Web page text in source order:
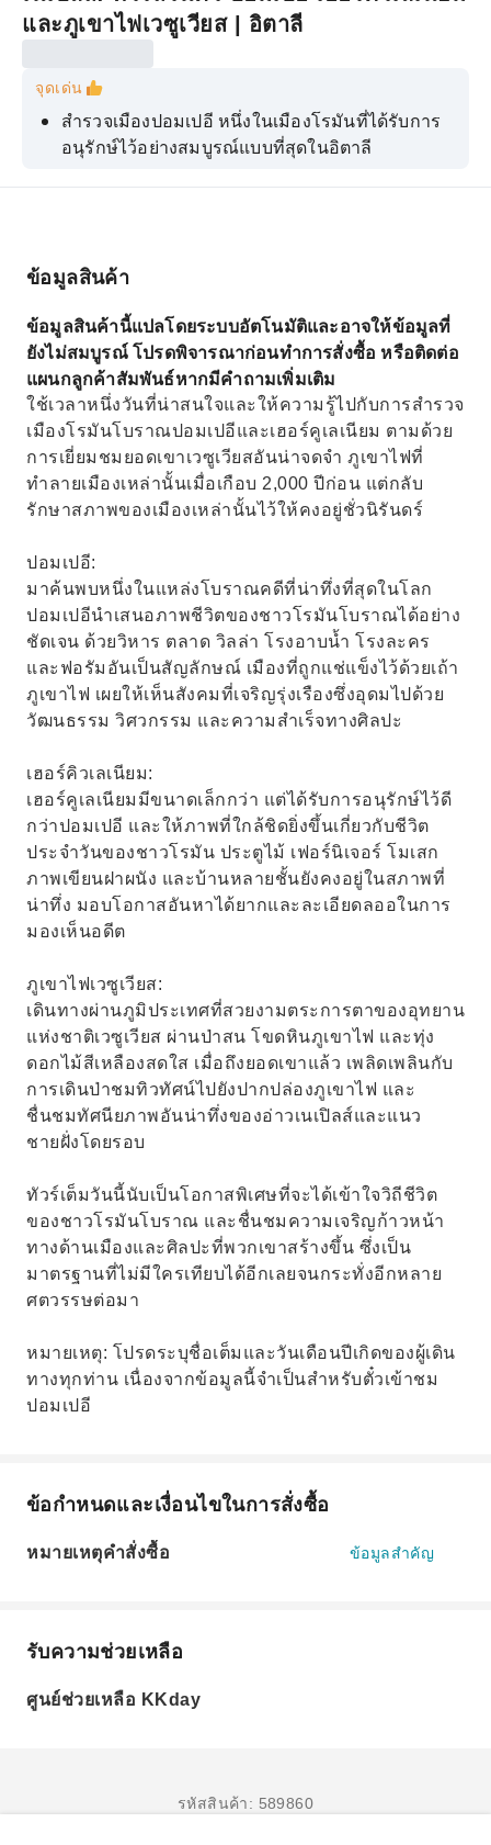
และภูเขาไฟเวซูเวียส | อิตาลี
จุดเด่น
สำรวจเมืองปอมเปอี หนึ่งในเมืองโรมันที่ได้รับการ
อนุรักษ์ไว้อย่างสมบูรณ์แบบที่สุดในอิตาลี
เยี่ยมชมภูเขาไฟวิสุเวียสและชมความเคลื่อนไหว
แก่กันเถอะ
สาธารณรัฐโรมันเคยเดิน
ข้อมูลสินค้า
ข้อมูลสินค้านี้แปลโดยระบบอัตโนมัติและอาจให้ข้อมูลที่
ยังไม่สมบูรณ์ โปรดพิจารณาก่อนทำการสั่งซื้อ หรือติดต่อ
แผนกลูกค้าสัมพันธ์หากมีคำถามเพิ่มเติม
ใช้เวลาหนึ่งวันที่น่าสนใจและให้ความรู้ไปกับการสำรวจ
เมืองโรมันโบราณปอมเปอีและเฮอร์คูเลเนียม ตามด้วย
การเยี่ยมชมยอดเขาเวซูเวียสอันน่าจดจำ ภูเขาไฟที่
ทำลายเมืองเหล่านั้นเมื่อเกือบ 2,000 ปีก่อน แต่กลับ
รักษาสภาพของเมืองเหล่านั้นไว้ให้คงอยู่ชั่วนิรันดร์
ปอมเปอี:
มาค้นพบหนึ่งในแหล่งโบราณคดีที่น่าทึ่งที่สุดในโลก
ปอมเปอีนำเสนอภาพชีวิตของชาวโรมันโบราณได้อย่าง
ชัดเจน ด้วยวิหาร ตลาด วิลล่า โรงอาบน้ำ โรงละคร
และฟอรัมอันเป็นสัญลักษณ์ เมืองที่ถูกแช่แข็งไว้ด้วยเถ้า
ภูเขาไฟ เผยให้เห็นสังคมที่เจริญรุ่งเรืองซึ่งอุดมไปด้วย
วัฒนธรรม วิศวกรรม และความสำเร็จทางศิลปะ
เฮอร์คิวเลเนียม:
เฮอร์คูเลเนียมมีขนาดเล็กกว่า แต่ได้รับการอนุรักษ์ไว้ดี
กว่าปอมเปอี และให้ภาพที่ใกล้ชิดยิ่งขึ้นเกี่ยวกับชีวิต
ประจำวันของชาวโรมัน ประตูไม้ เฟอร์นิเจอร์ โมเสก
ภาพเขียนฝาผนัง และบ้านหลายชั้นยังคงอยู่ในสภาพที่
น่าทึ่ง มอบโอกาสอันหาได้ยากและละเอียดลออในการ
มองเห็นอดีต
ภูเขาไฟเวซูเวียส:
เดินทางผ่านภูมิประเทศที่สวยงามตระการตาของอุทยาน
แห่งชาติเวซูเวียส ผ่านป่าสน โขดหินภูเขาไฟ และทุ่ง
ดอกไม้สีเหลืองสดใส เมื่อถึงยอดเขาแล้ว เพลิดเพลินกับ
การเดินป่าชมทิวทัศน์ไปยังปากปล่องภูเขาไฟ และ
ชื่นชมทัศนียภาพอันน่าทึ่งของอ่าวเนเปิลส์และแนว
ชายฝั่งโดยรอบ
ทัวร์เต็มวันนี้นับเป็นโอกาสพิเศษที่จะได้เข้าใจวิถีชีวิต
ของชาวโรมันโบราณ และชื่นชมความเจริญก้าวหน้า
ทางด้านเมืองและศิลปะที่พวกเขาสร้างขึ้น ซึ่งเป็น
มาตรฐานที่ไม่มีใครเทียบได้อีกเลยจนกระทั่งอีกหลาย
ศตวรรษต่อมา
หมายเหตุ: โปรดระบุชื่อเต็มและวันเดือนปีเกิดของผู้เดิน
ทางทุกท่าน เนื่องจากข้อมูลนี้จำเป็นสำหรับตั๋วเข้าชม
ปอมเปอี
ข้อกำหนดและเงื่อนไขในการสั่งซื้อ
หมายเหตุคำสั่งซื้อ ข้อมูลสำคัญ
รับความช่วยเหลือ
ศูนย์ช่วยเหลือ KKday
รหัสสินค้า: 589860